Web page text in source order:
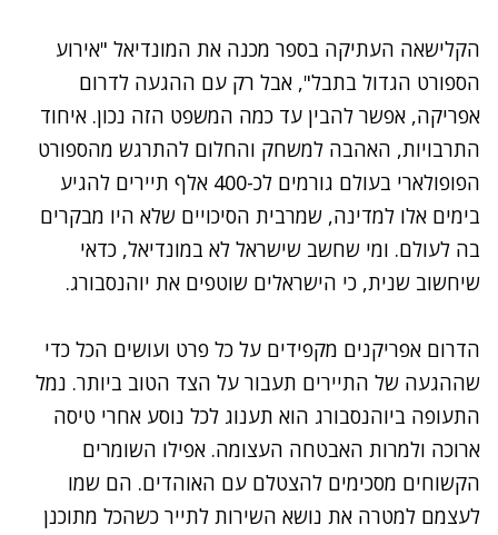
נתקלנו בבעיה
נסה שוב
הקלישאה העתיקה בספר מכנה את המונדיאל "אירוע
הספורט הגדול בתבל", אבל רק עם ההגעה לדרום
אפריקה, אפשר להבין עד כמה המשפט הזה נכון. איחוד
התרבויות, האהבה למשחק והחלום להתרגש מהספורט
הפופולארי בעולם גורמים לכ-400 אלף תיירים להגיע
בימים אלו למדינה, שמרבית הסיכויים שלא היו מבקרים
בה לעולם. ומי שחשב שישראל לא במונדיאל, כדאי
שיחשוב שנית, כי הישראלים שוטפים את יוהנסבורג.
הדרום אפריקנים מקפידים על כל פרט ועושים הכל כדי
שההגעה של התיירים תעבור על הצד הטוב ביותר. נמל
התעופה ביוהנסבורג הוא תענוג לכל נוסע אחרי טיסה
ארוכה ולמרות האבטחה העצומה. אפילו השומרים
הקשוחים מסכימים להצטלם עם האוהדים. הם שמו
לעצמם למטרה את נושא השירות לתייר כשהכל מתוכנן